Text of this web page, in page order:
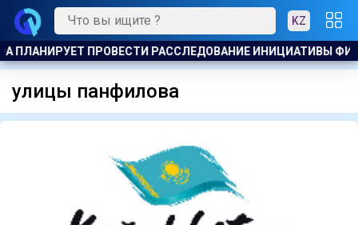
KZ
РАССЛЕДОВАНИЕ ИНИЦИАТИВЫ ФИФА ПО ПРОДАЖЕ
улицы панфилова